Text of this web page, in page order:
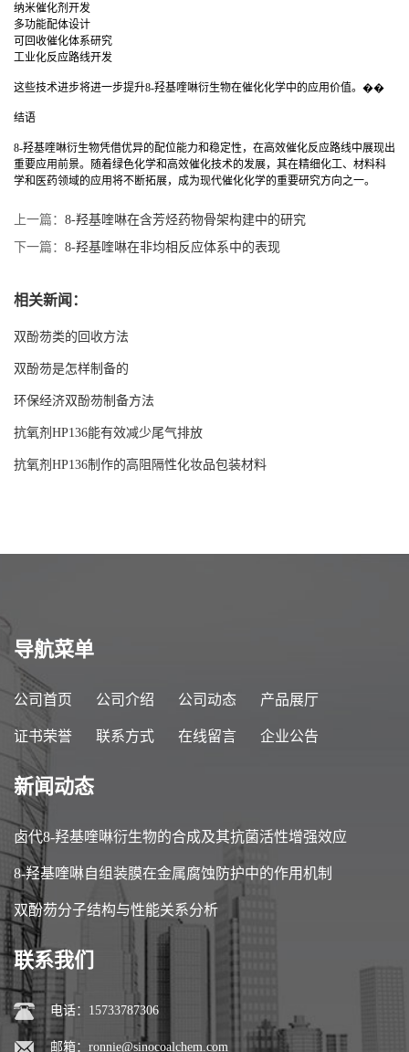
纳米催化剂开发
多功能配体设计
可回收催化体系研究
工业化反应路线开发
这些技术进步将进一步提升8-羟基喹啉衍生物在催化化学中的应用价值。��
结语
8-羟基喹啉衍生物凭借优异的配位能力和稳定性，在高效催化反应路线中展现出
重要应用前景。随着绿色化学和高效催化技术的发展，其在精细化工、材料科
学和医药领域的应用将不断拓展，成为现代催化化学的重要研究方向之一。
上一篇： 8-羟基喹啉在含芳烃药物骨架构建中的研究
下一篇： 8-羟基喹啉在非均相反应体系中的表现
相关新闻：
双酚芴类的回收方法
双酚芴是怎样制备的
环保经济双酚芴制备方法
抗氧剂HP136能有效减少尾气排放
抗氧剂HP136制作的高阻隔性化妆品包装材料
导航菜单
公司首页 公司介绍 公司动态 产品展厅
证书荣誉 联系方式 在线留言 企业公告
新闻动态
卤代8-羟基喹啉衍生物的合成及其抗菌活性增强效应
8-羟基喹啉自组装膜在金属腐蚀防护中的作用机制
双酚芴分子结构与性能关系分析
联系我们
电话：15733787306
邮箱： ronnie@sinocoalchem.com